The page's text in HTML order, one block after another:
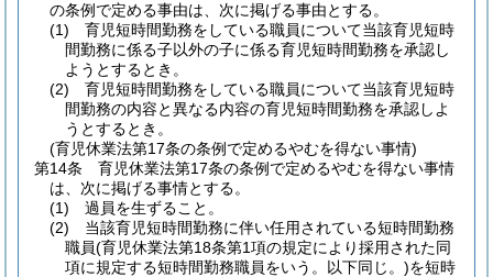
の条例で定める事由は、次に掲げる事由とする。
(1)
育児短時間勤務をしている職員について当該育児短時
間勤務に係る子以外の子に係る育児短時間勤務を承認し
ようとするとき。
(2)
育児短時間勤務をしている職員について当該育児短時
間勤務の内容と異なる内容の育児短時間勤務を承認しよ
うとするとき。
(育児休業法第17条の条例で定めるやむを得ない事情)
第14条
育児休業法第17条の条例で定めるやむを得ない事情
は、次に掲げる事情とする。
(1)
過員を生ずること。
(2)
当該育児短時間勤務に伴い任用されている短時間勤務
職員(育児休業法第18条第1項の規定により採用された同
項に規定する短時間勤務職員をいう。以下同じ。)を短時